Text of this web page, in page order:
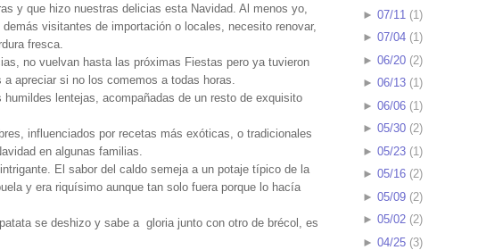
y que hizo nuestras delicias esta Navidad. Al menos yo,
visitantes de importación o locales, necesito renovar,
fresca.
no vuelvan hasta las próximas Fiestas pero ya tuvieron
apreciar si no los comemos a todas horas.
lentejas, acompañadas de un resto de exquisito
influenciados por recetas más exóticas, o tradicionales
en algunas familias.
El sabor del caldo semeja a un potaje típico de la
y era riquísimo aunque tan solo fuera porque lo hacía
se deshizo y sabe a gloria junto con otro de brécol, es
► 07/11 (1)
► 07/04(1)
► 06/20(2)
► 06/13(1)
► 06/06(1)
► 05/30(2)
► 05/23(1)
► 05/16(2)
► 05/09(2)
► 05/02(2)
► 04/25(3)